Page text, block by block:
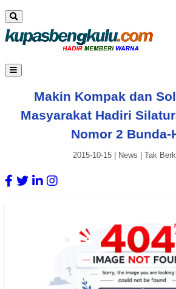
Makin Kompak dan
Masyarakat Hadiri
Nomor 2 Bunda-
2015-10-15| News Tak